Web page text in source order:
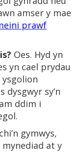
amser y mae
prawf
Oes. Hyd yn
yn cael prydau
dysgwyr sy’n
ddim i
gymwys,
mynediad at y